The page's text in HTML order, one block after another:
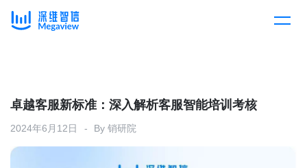
产品总览
产品集成
解决方案
按行业
客户案例
卓越客服新标准：深入解析客服智能培训考核
2024年6月12日 By 销研院